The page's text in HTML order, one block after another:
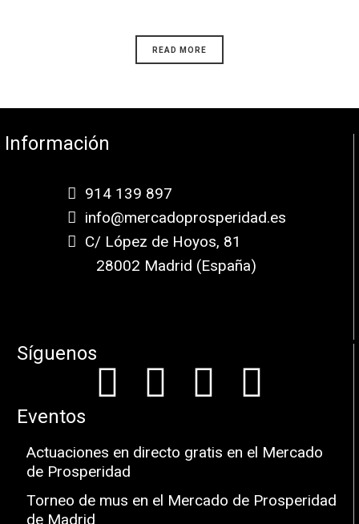
READ MORE
Información
914 139 897
info@mercadoprosperidad.es
C/ López de Hoyos, 81
28002 Madrid (España)
Síguenos
Eventos
Actuaciones en directo gratis en el Mercado
de Prosperidad
Torneo de mus en el Mercado de Prosperidad
de Madrid